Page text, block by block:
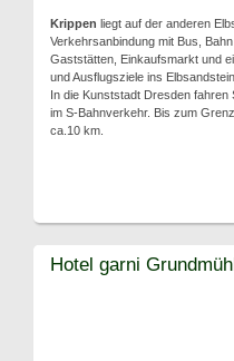
Krippen liegt auf der anderen
Verkehrsanbindung mit Bus,
Gaststätten, Einkaufsmarkt und
und Ausflugsziele ins
In die Kunststadt Dresden fahren
im S-Bahnverkehr. Bis zum
ca.10 km.
Hotel garni